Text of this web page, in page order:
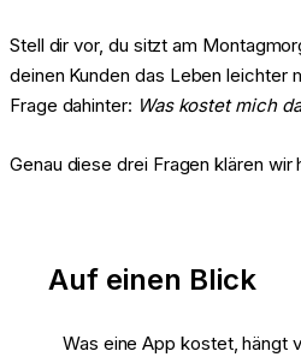
Stell dir vor, du sitzt am
deinen Kunden das Leben leichter
Frage dahinter: Was kostet mich
Genau diese drei Fragen klären
Auf einen Blick
Was eine App kostet, hängt